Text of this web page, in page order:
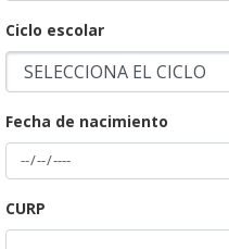
Ciclo escolar
Fecha de nacimiento
CURP